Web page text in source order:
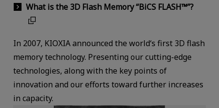
What is the 3D Flash Memory “BiCS FLASH™”?
In 2007, KIOXIA announced the world‘s first 3D flash
memory technology. Presenting our cutting-edge
technologies, along with the key points of
innovation and our efforts toward further increases
in capacity.